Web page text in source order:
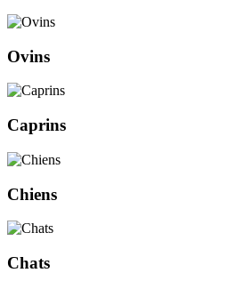
Ovins
Caprins
Chiens
Chats